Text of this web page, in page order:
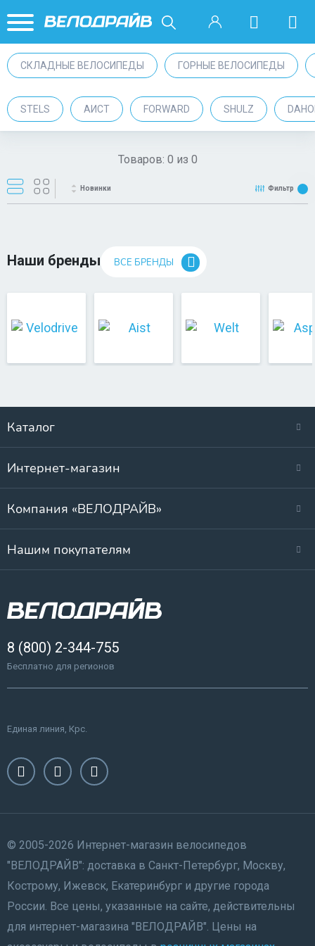
СКЛАДНЫЕ ВЕЛОСИПЕДЫ ГОРНЫЕ ВЕЛОСИПЕДЫ
STELS АИСТ FORWARD SHULZ
Товаров: 0 из 0
Новинки Фильтр
Наши бренды ВСЕ БРЕНДЫ
Каталог
Интернет-магазин
Компания «ВЕЛОДРАЙВ»
Нашим покупателям
8 (800) 2-344-755
Бесплатно для регионов
Единая линия, Крс.
© 2005-2026 Интернет-магазин велосипедов
"ВЕЛОДРАЙВ": доставка в Санкт-Петербург, Москву,
Кострому, Ижевск, Екатеринбург и другие города
России. Все цены, указанные на сайте, действительны
для интернет-магазина "ВЕЛОДРАЙВ". Цены на